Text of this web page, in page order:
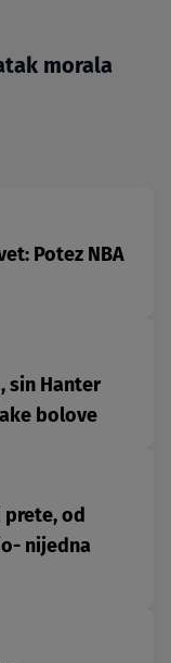
morala
Potez NBA
sin Hanter
bolove
od
nijedna